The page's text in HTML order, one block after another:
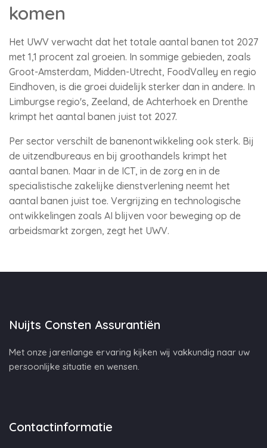
komen
Het UWV verwacht dat het totale aantal banen tot 2027
met 1,1 procent zal groeien. In sommige gebieden, zoals
Groot-Amsterdam, Midden-Utrecht, FoodValley en regio
Eindhoven, is die groei duidelijk sterker dan in andere. In
Limburgse regio's, Zeeland, de Achterhoek en Drenthe
krimpt het aantal banen juist tot 2027.
Per sector verschilt de banenontwikkeling ook sterk. Bij
de uitzendbureaus en bij groothandels krimpt het
aantal banen. Maar in de ICT, in de zorg en in de
specialistische zakelijke dienstverlening neemt het
aantal banen juist toe. Vergrijzing en technologische
ontwikkelingen zoals AI blijven voor beweging op de
arbeidsmarkt zorgen, zegt het UWV.
Nuijts Consten Assurantiën
Met onze jarenlange ervaring kijken wij vakkundig naar uw
persoonlijke situatie en wensen.
Contactinformatie